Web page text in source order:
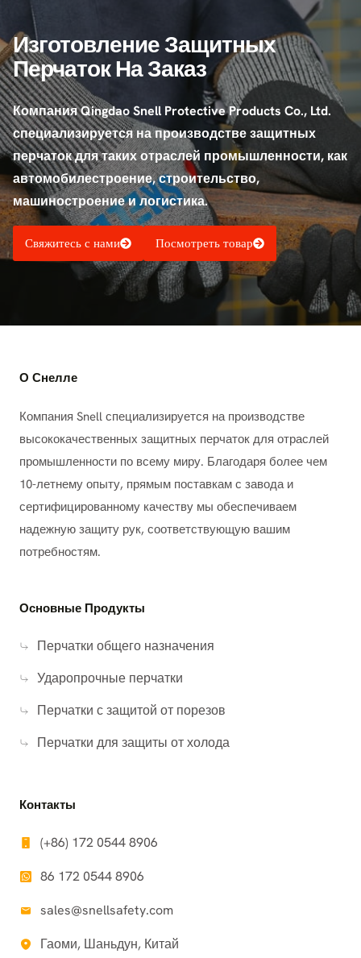
Изготовление Защитных
Перчаток На Заказ
Компания Qingdao Snell Protective Products Co., Ltd.
специализируется на производстве защитных
перчаток для таких отраслей промышленности, как
автомобилестроение, строительство,
машиностроение и логистика.
Свяжитесь с нами Посмотреть товар
О Снелле
Компания Snell специализируется на производстве
высококачественных защитных перчаток для отраслей
промышленности по всему миру. Благодаря более чем
10-летнему опыту, прямым поставкам с завода и
сертифицированному качеству мы обеспечиваем
надежную защиту рук, соответствующую вашим
потребностям.
Основные Продукты
Перчатки общего назначения
Ударопрочные перчатки
Перчатки с защитой от порезов
Перчатки для защиты от холода
Контакты
(+86) 172 0544 8906
86 172 0544 8906
sales@snellsafety.com
Гаоми, Шаньдун, Китай